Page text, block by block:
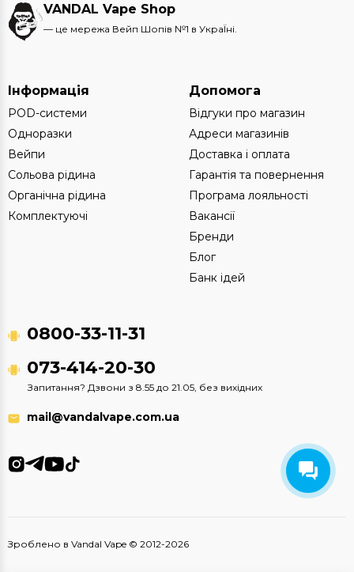
VANDAL Vape Shop
— це мережа Вейп Шопів №1 в УкраЇні.
Інформація
POD-системи
Одноразки
Вейпи
Сольова рідина
Органічна рідина
Комплектуючі
Допомога
Відгуки про магазин
Адреси магазинів
Доставка і оплата
Гарантія та повернення
Програма лояльності
Вакансії
Бренди
Блог
Банк ідей
0800-33-11-31
073-414-20-30
Запитання? Дзвони з 8.55 до 21.05, без вихідних
mail@vandalvape.com.ua
Зроблено в Vandal Vape © 2012-2026